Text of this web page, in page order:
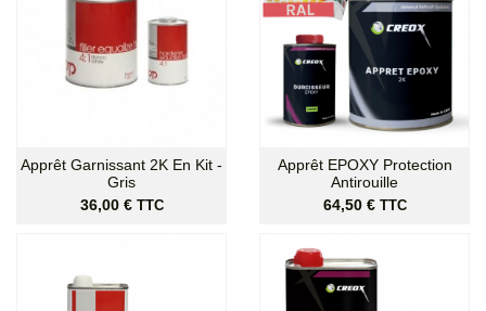
Apprêt Garnissant 2K En Kit -
Gris
Prix
36,00 € TTC
Apprêt EPOXY Protection
Antirouille
Prix
64,50 € TTC